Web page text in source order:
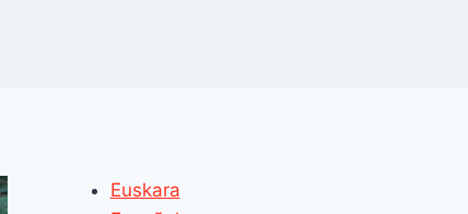
Euskara